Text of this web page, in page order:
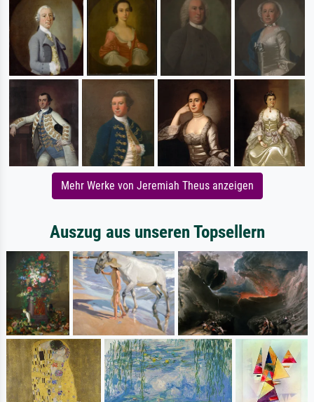
Mehr Werke von Jeremiah Theus anzeigen
Auszug aus unseren Topsellern